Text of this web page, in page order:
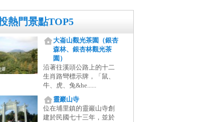
熱門景點TOP5
大崙山觀光茶園（銀杏
森林、銀杏林觀光茶
園）
沿著往溪頭公路上的十二
生肖路彎標示牌，「鼠、
牛、虎、兔&he......
靈巖山寺
位在埔里鎮的靈巖山寺創
建於民國七十三年，並於